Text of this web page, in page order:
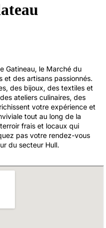
Gatineau, le Marché du
et des artisans passionnés.
des bijoux, des textiles et
ateliers culinaires, des
votre expérience et
tout au long de la
frais et locaux qui
pas votre rendez-vous
du secteur Hull.